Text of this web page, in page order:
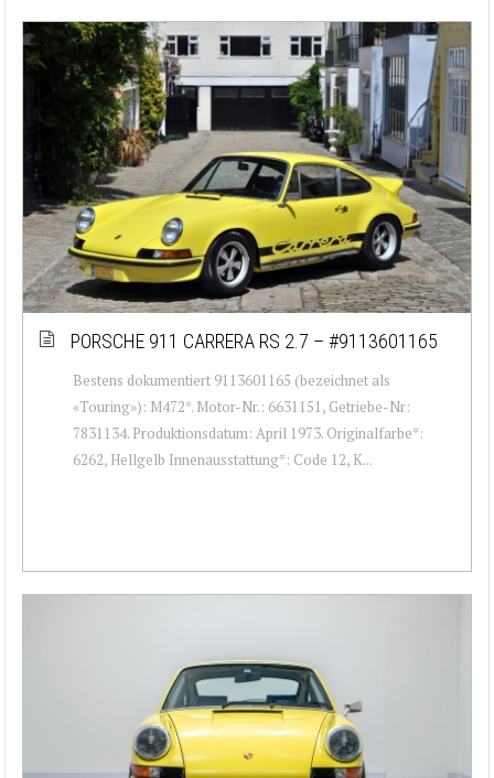
PORSCHE 911 CARRERA RS 2.7 – #9113601165
Bestens dokumentiert 9113601165 (bezeichnet als
«Touring»): M472*. Motor-Nr.: 6631151, Getriebe-Nr:
7831134. Produktionsdatum: April 1973. Originalfarbe*:
6262, Hellgelb Innenausstattung*: Code 12, K...